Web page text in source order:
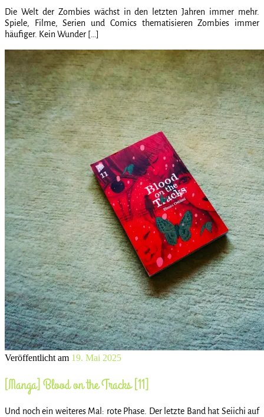
Die Welt der Zombies wächst in den letzten Jahren immer mehr.
Spiele, Filme, Serien und Comics thematisieren Zombies immer
häufiger. Kein Wunder […]
Veröffentlicht am 19. Mai 2025
[Manga] Blood on the Tracks [11]
Und noch ein weiteres Mal: rote Phase. Der letzte Band hat Seiichi auf